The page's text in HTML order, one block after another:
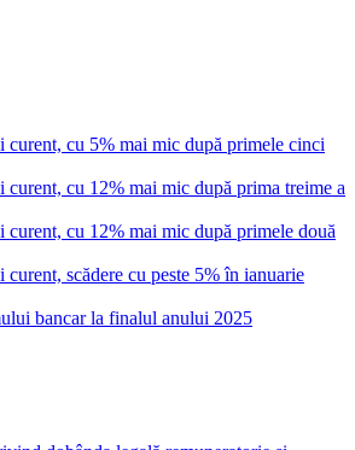
cu 5% mai mic după primele cinci
cu 12% mai mic după prima treime a
cu 12% mai mic după primele două
scădere cu peste 5% în ianuarie
bancar la finalul anului 2025